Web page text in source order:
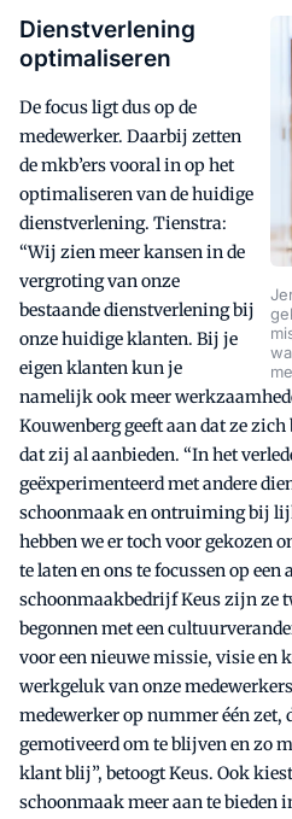
Dienstverlening
optimaliseren
De focus ligt dus op de
medewerker. Daarbij zetten
de mkb’ers vooral in op het
optimaliseren van de huidige
dienstverlening. Tienstra:
“Wij zien meer kansen in de
vergroting van onze
bestaande dienstverlening bij
onze huidige klanten. Bij je
eigen klanten kun je
namelijk ook meer
Kouwenberg geeft aan dat ze
dat zij al aanbieden. “In het
geëxperimenteerd met andere
schoonmaak en ontruiming bij
hebben we er toch voor gekozen
te laten en ons te focussen op een
schoonmaakbedrijf Keus zijn ze
begonnen met een
voor een nieuwe missie, visie en
werkgeluk van onze
medewerker op nummer één
gemotiveerd om te blijven en zo
klant blij”, betoogt Keus. Ook
schoonmaak meer aan te bieden